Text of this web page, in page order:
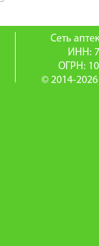
Сеть
ИНН:
ОГРН:
© 2014-